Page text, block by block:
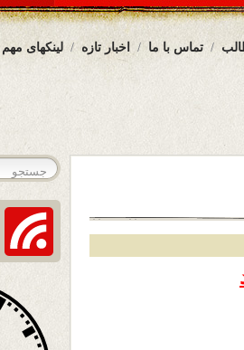
لینکهای مهم اخبار تازه تماس با ما